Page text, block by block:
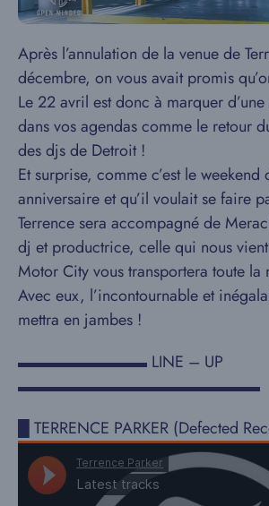
Après l’annulation de la venue de
décembre, on vous avait promis
Le 22 avril est donc à marquer
dans vos agendas comme le retour
des djs de Detroit !
Et surprise, comme c’est le weekend
anniversaire et qu’il voulait se faire
Terrence sera accompagné de
dj et productrice, celle qui nous
Motor City vous transportera toute la
Avec eux, l’incontournable et
mettra en jambes !
▬▬▬▬▬▬▬▬ LINE – UP
▬▬▬▬▬▬▬▬▬▬▬▬▬▬▬
█ TERRENCE PARKER (Defected